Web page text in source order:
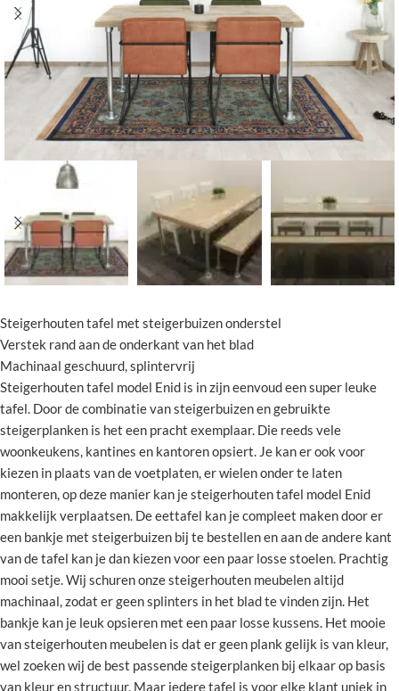
Steigerhouten tafel met steigerbuizen onderstel
Verstek rand aan de onderkant van het blad
Machinaal geschuurd, splintervrij
Steigerhouten tafel model Enid is in zijn eenvoud een super leuke
tafel. Door de combinatie van steigerbuizen en gebruikte
steigerplanken is het een pracht exemplaar. Die reeds vele
woonkeukens, kantines en kantoren opsiert. Je kan er ook voor
kiezen in plaats van de voetplaten, er wielen onder te laten
monteren, op deze manier kan je steigerhouten tafel model Enid
makkelijk verplaatsen. De eettafel kan je compleet maken door er
een bankje met steigerbuizen bij te bestellen en aan de andere kant
van de tafel kan je dan kiezen voor een paar losse stoelen. Prachtig
mooi setje. Wij schuren onze steigerhouten meubelen altijd
machinaal, zodat er geen splinters in het blad te vinden zijn. Het
bankje kan je leuk opsieren met een paar losse kussens. Het mooie
van steigerhouten meubelen is dat er geen plank gelijk is van kleur,
wel zoeken wij de best passende steigerplanken bij elkaar op basis
van kleur en structuur. Maar iedere tafel is voor elke klant uniek in